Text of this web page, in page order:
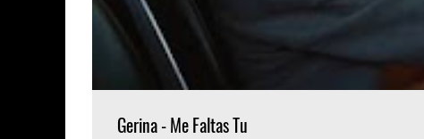
Gerina - Me Faltas Tu